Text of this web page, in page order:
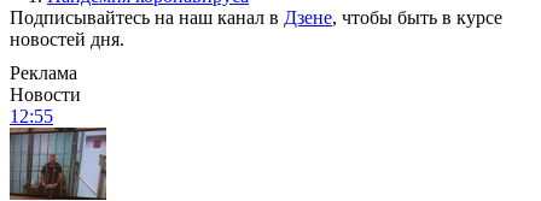
Подписывайтесь на наш канал в Дзене, чтобы быть в курсе
новостей дня.
Реклама
Новости
12:55